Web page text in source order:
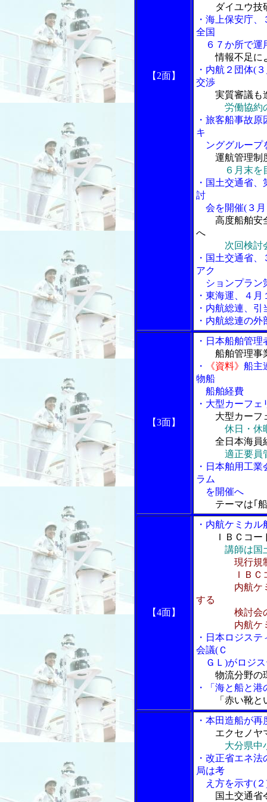
【2面】
ダイユウ技
・海上保安庁
全国
６７か所で運
情報不足に
・内航２団体(
交渉
実質審議も
労働協約
・旅客船事故
キ
ンググループ
運航管理制
６月末を
・国土交通省
討
会を開催(３月
高度船舶安
へ
次回検討
・国土交通省
アク
ションプラン
・東海運、４
・内航総連、
・内航総連の
【3面】
・日本船舶管
船舶管理事
・
《資料》 船主
物船
船舶経費
・大型カーフ
大型カーフ
休日・休
全日本海員
適正要員
・日本舶用工
ラム
を開催へ
テーマは｢
【4面】
・内航ケミカ
ＩＢＣコー
講師は国
現行規
ＩＢＣコー
内航ケミカ
する
検討会の
内航ケミカ
・日本ロジス
会議(Ｃ
ＧＬ)がロジス
物流分野の
・「海と船と
「赤い靴と
・本田造船が
エクセノヤ
大分県中
・改正省エネ
局は考
え方を示す(２
国土交通省